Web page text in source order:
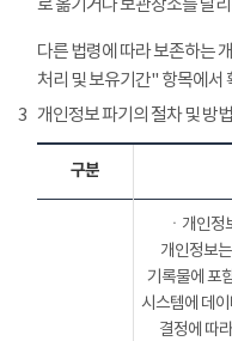
로 옮기거나 보관장소를 달
다른 법령에 따라 보존하는
처리 및 보유기간" 항목에서
3 개인정보 파기의 절차 및 방
구분
ㆍ개인정
개인정보
기록물에 포
시스템에 데
결정에 따